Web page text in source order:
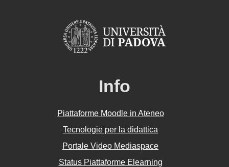
Info
Piattaforme Moodle in Ateneo
Tecnologie per la didattica
Portale Video Mediaspace
Status Piattaforme Elearning